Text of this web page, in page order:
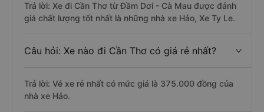
Trả lời: Xe đi Cần Thơ từ Đầm Dơi - Cà Mau được đánh
giá chất lượng tốt nhất là những nhà xe Hảo, Xe Ty Le.
Câu hỏi: Xe nào đi Cần Thơ có giá rẻ nhất?
Trả lời: Vé xe rẻ nhất có mức giá là 375.000 đồng của
nhà xe Hảo.